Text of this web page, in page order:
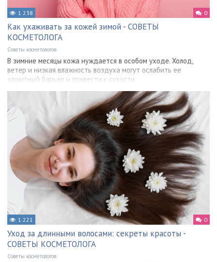
1 238 0
Как ухаживать за кожей зимой - СОВЕТЫ
КОСМЕТОЛОГА
Советы косметологов
В зимние месяцы кожа нуждается в особом уходе. Холод,
ветер и низкая влажность воздуха могут ослабить ее
защитный барьер и привести к сухости,
1 221 0
Уход за длинными волосами: секреты красоты -
СОВЕТЫ КОСМЕТОЛОГА
Советы косметологов